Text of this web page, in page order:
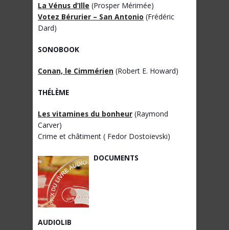
La Vénus d’Ille (Prosper Mérimée)
Votez Bérurier – San Antonio (Frédéric
Dard)
SONOBOOK
Conan, le Cimmérien (Robert E. Howard)
THÉLÈME
Les vitamines du bonheur (Raymond
Carver)
Crime et châtiment ( Fedor Dostoïevski)
DOCUMENTS
AUDIOLIB